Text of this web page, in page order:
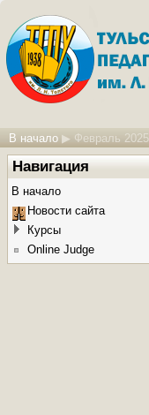
В начало ▶ Февраль 2025
Навигация
В начало
Новости сайта
Курсы
Online Judge